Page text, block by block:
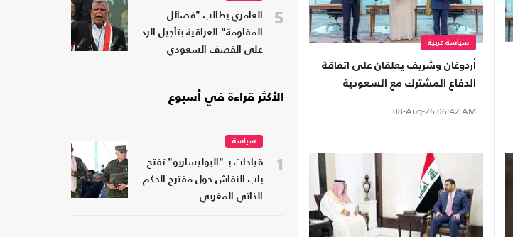
سياسة عربية
أردوغان وشريف يعلقان على اتفاقة
الدفاع المشترك مع السعودية
08-Aug-26 06:42 AM
5
العامري يطالب "فصائل
المقاومة" العراقية بتأجيل الرد
على القصف السعودي
الأكثر قراءة في أسبوع
1
سياسة
قيادات بـ "البوليساريو" تفتح
باب النقاش حول مقترح الحكم
الذاتي المغربي